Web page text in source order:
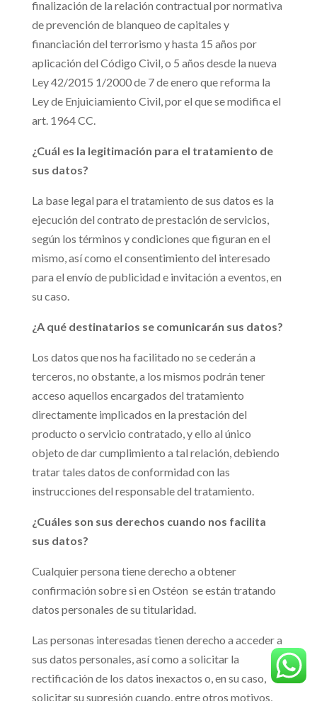
finalización de la relación contractual por normativa
de prevención de blanqueo de capitales y
financiación del terrorismo y hasta 15 años por
aplicación del Código Civil, o 5 años desde la nueva
Ley 42/2015 1/2000 de 7 de enero que reforma la
Ley de Enjuiciamiento Civil, por el que se modifica el
art. 1964 CC.
¿Cuál es la legitimación para el tratamiento de
sus datos?
La base legal para el tratamiento de sus datos es la
ejecución del contrato de prestación de servicios,
según los términos y condiciones que figuran en el
mismo, así como el consentimiento del interesado
para el envío de publicidad e invitación a eventos, en
su caso.
¿A qué destinatarios se comunicarán sus datos?
Los datos que nos ha facilitado no se cederán a
terceros, no obstante, a los mismos podrán tener
acceso aquellos encargados del tratamiento
directamente implicados en la prestación del
producto o servicio contratado, y ello al único
objeto de dar cumplimiento a tal relación, debiendo
tratar tales datos de conformidad con las
instrucciones del responsable del tratamiento.
¿Cuáles son sus derechos cuando nos facilita
sus datos?
Cualquier persona tiene derecho a obtener
confirmación sobre si en Ostéon se están tratando
datos personales de su titularidad.
Las personas interesadas tienen derecho a acceder a
sus datos personales, así como a solicitar la
rectificación de los datos inexactos o, en su caso,
solicitar su supresión cuando, entre otros motivos,